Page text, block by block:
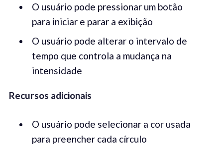
O usuário pode pressionar um botão
para iniciar e parar a exibição
O usuário pode alterar o intervalo de
tempo que controla a mudança na
intensidade
Recursos adicionais
O usuário pode selecionar a cor usada
para preencher cada círculo